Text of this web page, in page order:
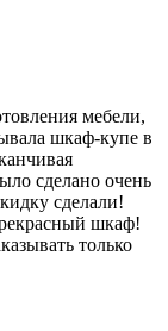
мебели,
шкаф-купе в
сделано очень
сделали!
шкаф!
только